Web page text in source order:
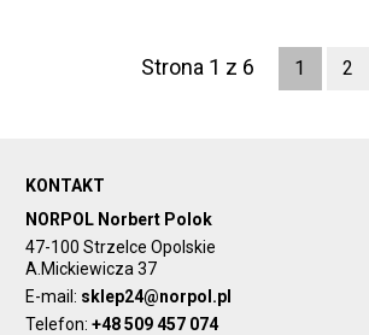
Strona 1 z 6 1 2
KONTAKT
NORPOL Norbert Polok
47-100 Strzelce Opolskie
A.Mickiewicza 37
E-mail: sklep24@norpol.pl
Telefon:+48 509 457 074